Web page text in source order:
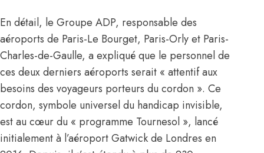
En détail, le Groupe ADP, responsable des
aéroports de Paris-Le Bourget, Paris-Orly et Paris-
Charles-de-Gaulle, a expliqué que le personnel de
ces deux derniers aéroports serait « attentif aux
besoins des voyageurs porteurs du cordon ». Ce
cordon, symbole universel du handicap invisible,
est au cœur du « programme Tournesol », lancé
initialement à l’aéroport Gatwick de Londres en